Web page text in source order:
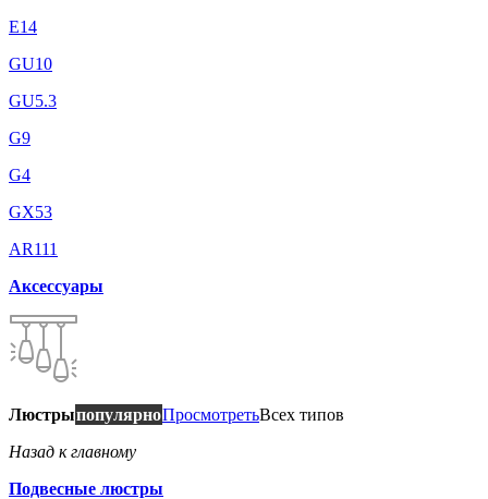
E14
GU10
GU5.3
G9
G4
GX53
AR111
Аксессуары
ЛюстрыпопулярноПросмотретьВсех типов
Назад к главному
Подвесные люстры